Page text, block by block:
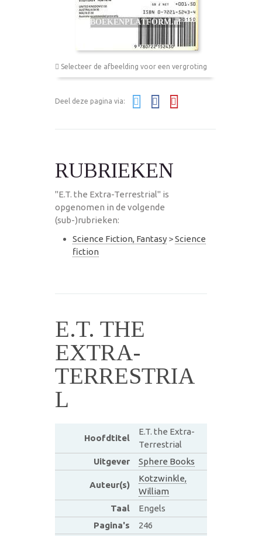
Selecteer de afbeelding voor een vergroting
Deel deze pagina via:
RUBRIEKEN
"E.T. the Extra-Terrestrial" is
opgenomen in de volgende
(sub-)rubrieken:
Science Fiction, Fantasy >Science
fiction
E.T. THE
EXTRA-
TERRESTRIA
L
Hoofdtitel
E.T. the Extra-
Terrestrial
Uitgever
Sphere Books
Auteur(s)
Kotzwinkle,
William
Taal
Engels
Pagina's
246